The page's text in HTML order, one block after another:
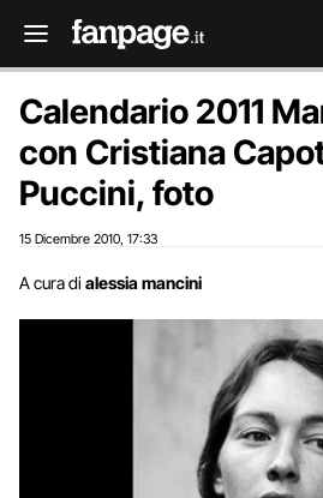
Calendario 2011
con Cristiana
Puccini, foto
15 Dicembre 2010 17:33
A cura di alessia mancini